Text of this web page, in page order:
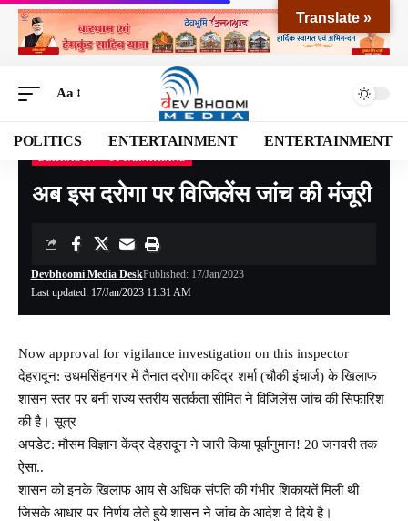
Aa
POLITICS ENTERTAINMENT ENTERTAINMENT
Devbhoomi Media>Blog>NATIONAL>UTTARAKHAND >DEHRADUN>
अब इस दरोगा पर विजिलेंस जांच की मंजूरी
Last updated: 17/Jan/2023 11:31 AM
Devbhoomi Media DeskPublished: 17/Jan/2023
Now approval for vigilance investigation on this inspector
देहरादून: उधमसिंहनगर में तैनात दरोगा कविंद्र शर्मा (चौकी इंचार्ज) के खिलाफ
शासन स्तर पर बनी राज्य स्तरीय सतर्कता सीमित ने विजिलेंस जांच की सिफारिश
की है। सूत्र
अपडेट: मौसम विज्ञान केंद्र देहरादून ने जारी किया पूर्वानुमान! 20 जनवरी तक
ऐसा..
शासन को इनके खिलाफ आय से अधिक संपति की गंभीर शिकायतें मिली थी
जिसके आधार पर निर्णय लेते हुये शासन ने जांच के आदेश दे दिये है।
Translate »